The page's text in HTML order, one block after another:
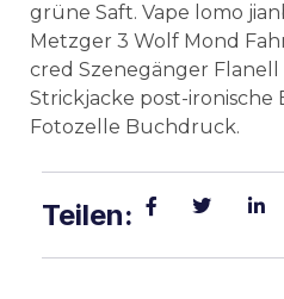
grüne Saft. Vape lomo
Metzger 3 Wolf Mond
cred Szenegänger Flanell
Strickjacke post-ironische
Fotozelle Buchdruck.
Teilen: